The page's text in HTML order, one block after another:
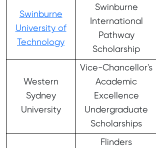
Swinburne
University of
Technology
Swinburne
International
Pathway
Scholarship
Western
Sydney
University
Vice-Chancellor's
Academic
Excellence
Undergraduate
Scholarships
Flinders